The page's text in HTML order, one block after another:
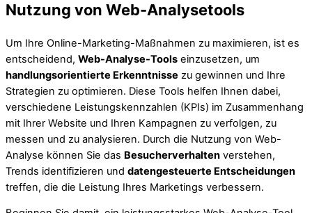
Nutzung von Web-Analysetools
Um Ihre Online-Marketing-Maßnahmen zu maximieren, ist es
entscheidend, Web-Analyse-Tools einzusetzen, um
handlungsorientierte Erkenntnisse zu gewinnen und Ihre
Strategien zu optimieren. Diese Tools helfen Ihnen dabei,
verschiedene Leistungskennzahlen (KPIs) im Zusammenhang
mit Ihrer Website und Ihren Kampagnen zu verfolgen, zu
messen und zu analysieren. Durch die Nutzung von Web-
Analyse können Sie das Besucherverhalten verstehen,
Trends identifizieren und datengesteuerte Entscheidungen
treffen, die die Leistung Ihres Marketings verbessern.